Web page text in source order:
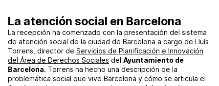
La atención social en Barcelona
La recepción ha comenzado con la presentación del sistema
de atención social de la ciudad de Barcelona a cargo de Lluís
Torrens, director de Servicios de Planificación e Innovación
del Área de Derechos Sociales del Ayuntamiento de
Barcelona. Torrens ha hecho una descripción de la
problemática social que vive Barcelona y cómo se articula el